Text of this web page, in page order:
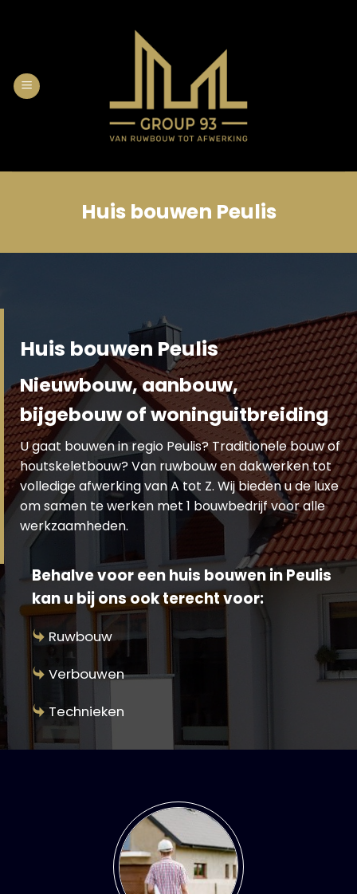
Huis bouwen Peulis
Huis bouwen Peulis
Nieuwbouw, aanbouw,
bijgebouw of woninguitbreiding
U gaat bouwen in regio Peulis? Traditionele bouw of
houtskeletbouw? Van ruwbouw en dakwerken tot
volledige afwerking van A tot Z. Wij bieden u de luxe
om samen te werken met 1 bouwbedrijf voor alle
werkzaamheden.
Behalve voor een huis bouwen in Peulis
kan u bij ons ook terecht voor:
Ruwbouw
Verbouwen
Technieken